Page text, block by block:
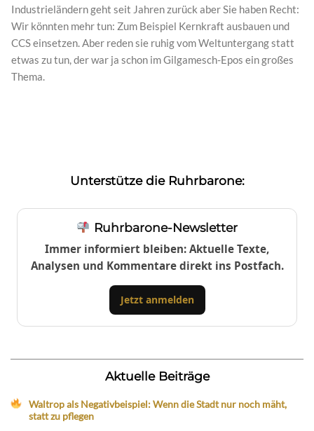
Industrieländern geht seit Jahren zurück aber Sie haben Recht:
Wir könnten mehr tun: Zum Beispiel Kernkraft ausbauen und
CCS einsetzen. Aber reden sie ruhig vom Weltuntergang statt
etwas zu tun, der war ja schon im Gilgamesch-Epos ein großes
Thema.
Unterstütze die Ruhrbarone:
Ruhrbarone-Newsletter
Immer informiert bleiben: Aktuelle Texte,
Analysen und Kommentare direkt ins Postfach.
Jetzt anmelden
Aktuelle Beiträge
Waltrop als Negativbeispiel: Wenn die Stadt nur noch mäht,
statt zu pflegen